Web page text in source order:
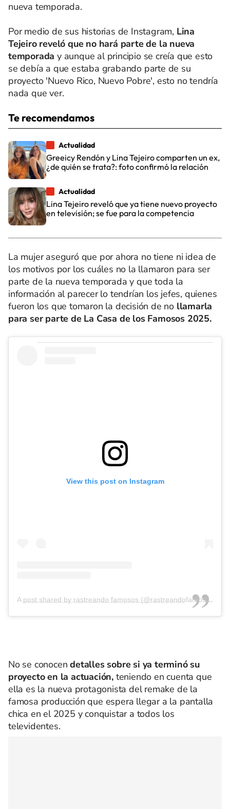
nueva temporada.
Por medio de sus historias de Instagram, Lina
Tejeiro reveló que no hará parte de la nueva
temporaday aunque al principio se creía que esto
se debía a que estaba grabando parte de su
proyecto 'Nuevo Rico, Nuevo Pobre', esto no tendría
nada que ver.
Te recomendamos
Actualidad
Greeicy Rendón y Lina Tejeiro comparten un ex,
¿de quién se trata?: foto confirmó la relación
Actualidad
Lina Tejeiro reveló que ya tiene nuevo proyecto
en televisión; se fue para la competencia
La mujer aseguró que por ahora no tiene ni idea de
los motivos por los cuáles no la llamaron para ser
parte de la nueva temporada y que toda la
información al parecer lo tendrían los jefes, quienes
fueron los que tomaron la decisión de no llamarla
para ser parte de La Casa de los Famosos 2025.
View this post on Instagram
A post shared by rastreando famosos (@rastreandofamosos)
No se conocen detalles sobre si ya terminó su
proyecto en la actuación, teniendo en cuenta que
ella es la nueva protagonista del remake de la
famosa producción que espera llegar a la pantalla
chica en el 2025 y conquistar a todos los
televidentes.